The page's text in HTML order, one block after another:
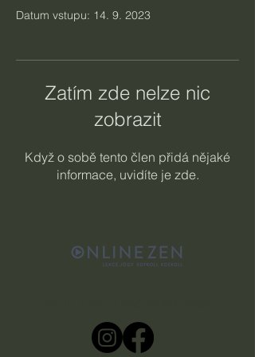
Datum vstupu: 14. 9. 2023
Zatím zde nelze nic
zobrazit
Když o sobě tento člen přidá nějaké
informace, uvidíte je zde.